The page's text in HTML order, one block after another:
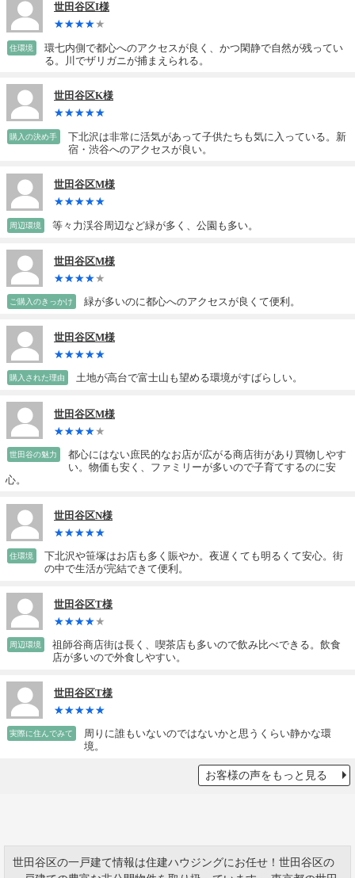
世田谷区I様
住環境
環七内側で都心へのアクセスが良く、かつ閑静で自然が残ってい
る。川でザリガニが捕まえられる。
世田谷区K様
購入の決め手
下北沢は非常に活気があって子供たちも気に入っている。新
宿・渋谷へのアクセスが良い。
世田谷区M様
周辺環境 等々力渓谷周辺など緑が多く、公園も多い。
世田谷区M様
ご購入のきっかけ 緑が多いのに都心へのアクセスが良くて便利。
世田谷区M様
購入された理由 土地が高台で富士山も望める環境がすばらしい。
世田谷区M様
世田谷の魅力
都心にはない庶民的なお店が広がる商店街があり買物しやす
い。物価も安く、ファミリーが多いので子育てするのに安
心。
世田谷区N様
住環境
下北沢や笹塚はお店も多く賑やか。夜遅くても明るくて安心。街
の中で生活が完結できて便利。
世田谷区T様
周辺環境
祖師谷商店街は長く、喫茶店も多いので飲み比べできる。飲食
店が多いので外食しやすい。
世田谷区T様
実際に住んでみて
周りに誰もいないのではないかと思うくらい静かな環
境。
お客様の声をもっと見る
世田谷区の一戸建て情報は住建ハウジングにお任せ！世田谷区の